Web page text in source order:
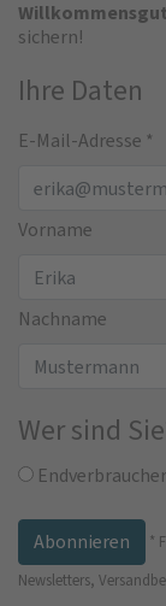
sichern!
Ihre Daten
E-Mail-Adresse *
Vorname
Nachname
Wer sind
Endverbraucher
*
Newsletters,